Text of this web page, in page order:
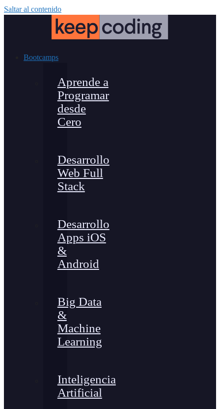
Saltar al contenido
Bootcamps
Aprende a
Programar
desde
Cero
Desarrollo
Web Full
Stack
Desarrollo
Apps iOS
&
Android
Big Data
&
Machine
Learning
Inteligencia
Artificial